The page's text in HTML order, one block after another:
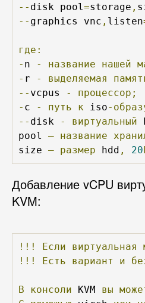
-- disk pool =storage ,
-- graphics vnc , listen
где:
- n - название нашей
- r - выделяемая
-- vcpus -
процессор;
- c - путь к iso-
-- disk - виртуальный
pool — название
size — размер hdd , 20
Добавление vCPU
KVM:
!!! Если виртуальная
!!!
Есть вариант и
В консоли KVM вы